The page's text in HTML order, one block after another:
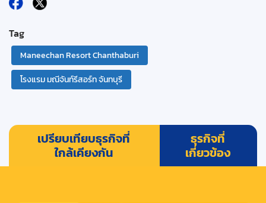
Tag
Maneechan Resort Chanthaburi
โรงแรม มณีจันท์รีสอร์ท จันทบุรี
เปรียบเทียบธุรกิจที่
ใกล้เคียงกัน
ธุรกิจที่
เกี่ยวข้อง